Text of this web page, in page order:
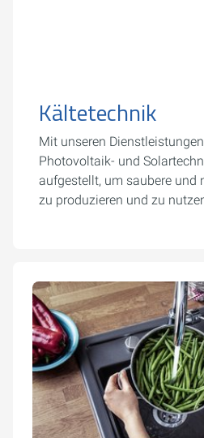
Kältetechnik
Mit unseren
Photovoltaik- und
aufgestellt, um saubere und
zu produzieren und zu